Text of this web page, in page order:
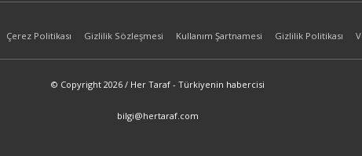
Çerez Politikası Gizlilik Sözleşmesi Kullanım Şartnamesi Gizlilik Politikası
© Copyright 2026 / Her Taraf - Türkiyenin habercisi
bilgi@hertaraf.com